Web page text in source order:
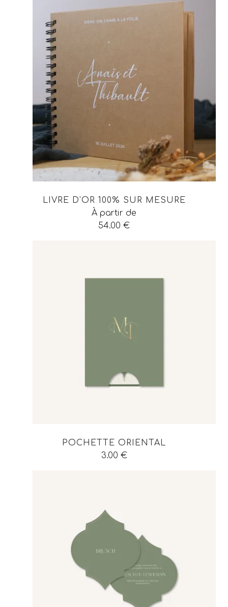
LIVRE D'OR 100% SUR MESURE
À partir de
54.00 €
POCHETTE ORIENTAL
3.00 €